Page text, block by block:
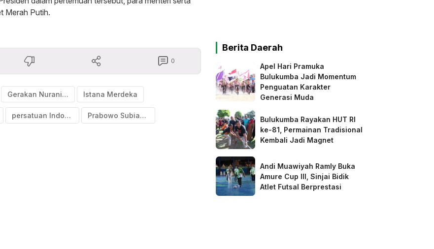
Merah Putih.
0
Gerakan Nurani Bangsa Istana Merdeka
persatuan Indonesia Prabowo Subianto
Berita Daerah
Apel Hari Pramuka
Bulukumba Jadi Momentum
Penguatan Karakter
Generasi Muda
Bulukumba Rayakan HUT RI
ke-81, Permainan Tradisional
Kembali Jadi Magnet
Andi Muawiyah Ramly Buka
Amure Cup III, Sinjai Bidik
Atlet Futsal Berprestasi